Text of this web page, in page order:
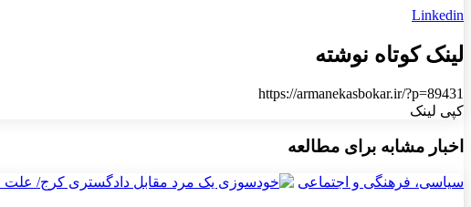
Linkedin
لینک کوتاه نوشته
https://armanekasbokar.ir/?p=89431
کپی لینک
اخبار مشابه برای مطالعه
سیاسی، فرهنگی و اجتماعی